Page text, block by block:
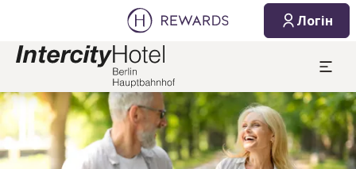
Логін
Слайд 1 з 1